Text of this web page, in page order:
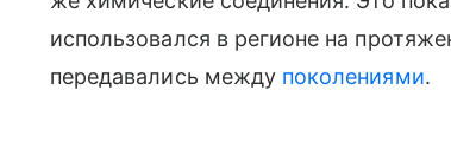
использовался в регионе на
передавались между поколениями.